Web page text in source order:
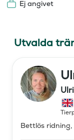
Ej angivet
Utvalda
Bettlös